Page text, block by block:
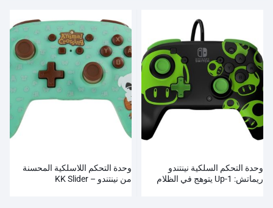
وحدة التحكم السلكية نينتندو
ريماتش: 1-Up يتوهج في الظلام
وحدة التحكم اللاسلكية المحسنة
من نينتندو – KK Slider